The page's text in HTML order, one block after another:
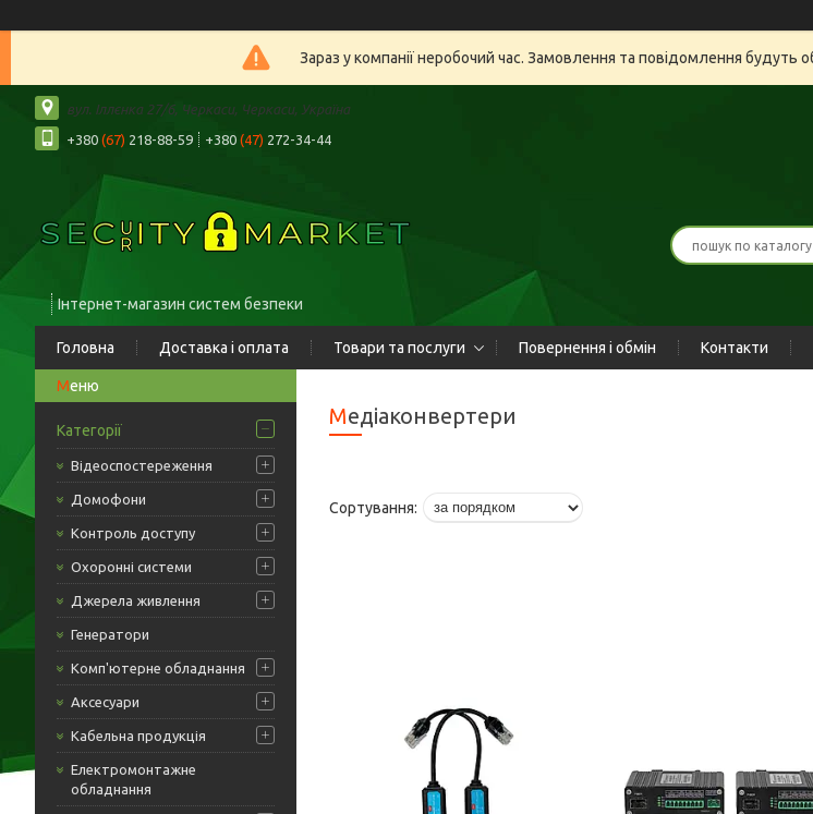
Зараз у компанії неробочий час. Замовлення та повідомлення будуть
вул. Іллєнка 27/6, Черкаси, Черкаси, Україна
+380 (67) 218-88-59 +380 (47) 272-34-44
Інтернет-магазин систем безпеки
Головна Доставка і оплата Товари та послуги Повернення і обмін Контакти
Категорії
Відеоспостереження
Домофони
Контроль доступу
Охоронні системи
Джерела живлення
Генератори
Комп'ютерне обладнання
Аксесуари
Кабельна продукція
Електромонтажне
обладнання
Медіаконвертери